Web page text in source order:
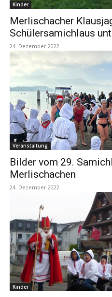
Kinder
Merlischacher
Schülersamichlaus
24. Dezember 2022
Veranstaltung
Bilder vom 29.
Merlischachen
24. Dezember 2022
Kinder